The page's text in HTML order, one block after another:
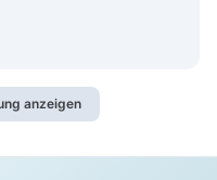
anzeigen